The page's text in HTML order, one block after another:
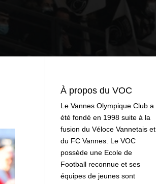
À propos du VOC
Le Vannes Olympique Club a
été fondé en 1998 suite à la
fusion du Véloce Vannetais et
du FC Vannes. Le VOC
possède une Ecole de
Football reconnue et ses
équipes de jeunes sont